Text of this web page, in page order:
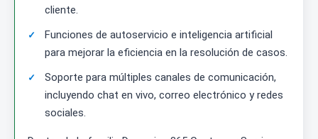
cliente.
Funciones de autoservicio e inteligencia artificial
para mejorar la eficiencia en la resolución de casos.
Soporte para múltiples canales de comunicación,
incluyendo chat en vivo, correo electrónico y redes
sociales.